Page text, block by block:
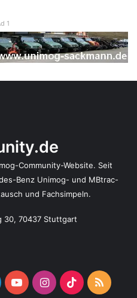
1
Community-Website. Seit
Benz Unimog- und MBtrac-
und Fachsimpeln.
30, 70437 Stuttgart
YouTubeInstagram
TikTokRSS